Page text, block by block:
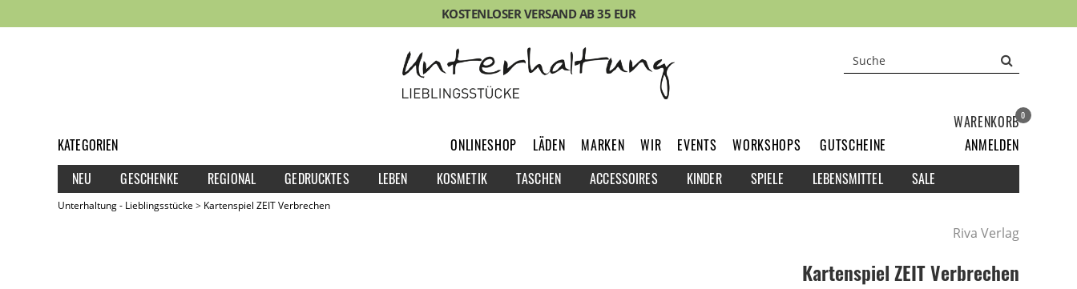
KOSTENLOSER VERSAND AB 35 EUR
KATEGORIEN
NEU
GESCHENKE REGIONAL GEDRUCKTES LEBEN KOSMETIK TASCHEN ACCESSOIRES KINDER SPIELE LEBENSMITTEL SALE
ONLINESHOP LÄDEN MARKEN WIR EVENTS WORKSHOPS GUTSCHEINE
WARENKORB0
ANMELDEN
Unterhaltung - Lieblingsstücke Kartenspiel ZEIT Verbrechen
Riva Verlag
Kartenspiel ZEIT Verbrechen